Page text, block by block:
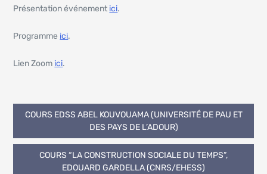
Présentation événement ici.
Programme ici.
Lien Zoom ici.
COURS EDSS ABEL KOUVOUAMA (UNIVERSITÉ DE PAU ET
DES PAYS DE L’ADOUR)
COURS “LA CONSTRUCTION SOCIALE DU TEMPS”,
EDOUARD GARDELLA (CNRS/EHESS)